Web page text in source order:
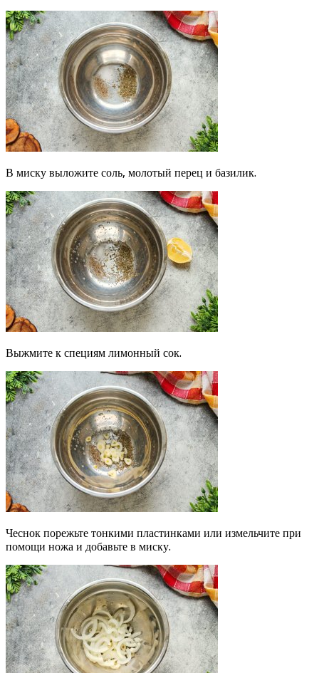
В миску выложите соль, молотый перец и базилик.
Выжмите к специям лимонный сок.
Чеснок порежьте тонкими пластинками или измельчите при
помощи ножа и добавьте в миску.